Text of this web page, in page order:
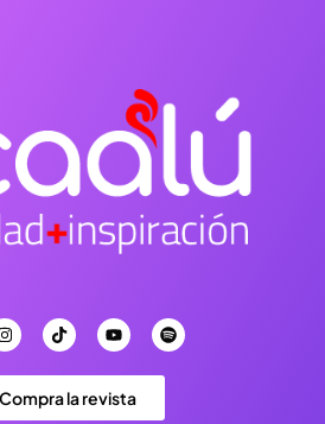
Compra la revista